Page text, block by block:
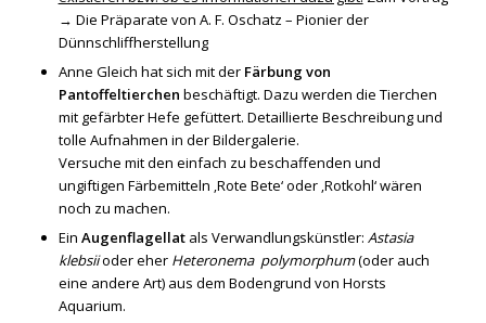
→ Die Präparate von A. F. Oschatz – Pionier der
Dünnschliffherstellung
Anne Gleich hat sich mit der Färbung von
Pantoffeltierchen beschäftigt. Dazu werden die Tierchen
mit gefärbter Hefe gefüttert. Detaillierte Beschreibung und
tolle Aufnahmen in der Bildergalerie.
Versuche mit den einfach zu beschaffenden und
ungiftigen Färbemitteln ‚Rote Bete‘ oder ‚Rotkohl‘ wären
noch zu machen.
Ein Augenflagellatals Verwandlungskünstler: Astasia
klebsiioder eher Heteronema polymorphum(oder auch
eine andere Art) aus dem Bodengrund von Horsts
Aquarium.